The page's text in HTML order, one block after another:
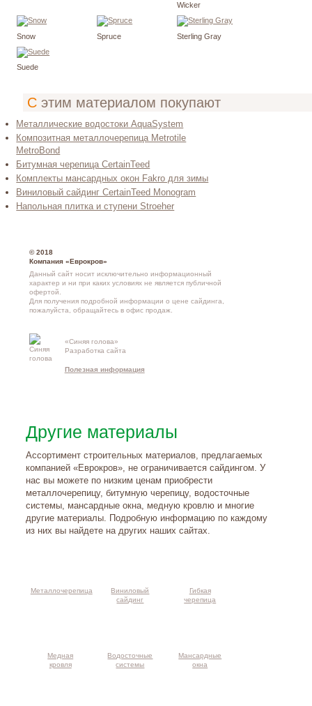
Wicker
Snow Spruce Sterling Gray
Suede
С этим материалом покупают
Металлические водостоки AquaSystem
Композитная металлочерепица Metrotile
MetroBond
Битумная черепица CertainTeed
Комплекты мансардных окон Fakro для зимы
Виниловый сайдинг CertainTeed Monogram
Напольная плитка и ступени Stroeher
© 2018
Компания «Еврокров»
Данный сайт носит исключительно информационный
характер и ни при каких условиях не является публичной
офертой.
Для получения подробной информации оцене сайдинга,
пожалуйста, обращайтесь вофис продаж.
«Синяя голова»
Разработка сайта
Полезная информация
Другие материалы
Ассортимент строительных материалов, предлагаемых
компанией «Еврокров», не ограничивается сайдингом. У
нас вы можете по низким ценам приобрести
металлочерепицу, битумную черепицу, водосточные
системы, мансардные окна, медную кровлю и многие
другие материалы. Подробную информацию по каждому
из них вы найдете на других наших сайтах.
Металлочерепица
Виниловый
сайдинг
Гибкая
черепица
Медная
кровля
Водосточные
системы
Мансардные
окна